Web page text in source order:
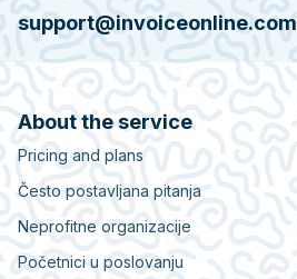
support@invoiceonline.com
About the service
Pricing and plans
Često postavljana pitanja
Neprofitne organizacije
Početnici u poslovanju